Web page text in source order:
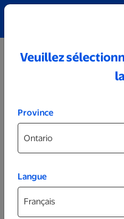
Veuillez
Province
Langue